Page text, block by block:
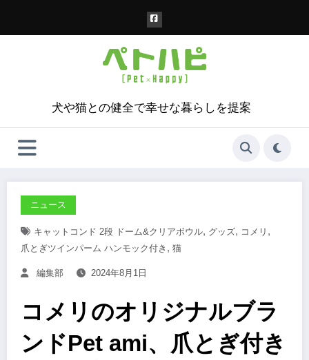
犬や猫との健全で幸せな暮らしを提案
ニュース
キャットコンド 2段 ドーム&クリアボウル, グッズ, コメリ ,
爪とぎツインパーム ハンモック付き , 猫
編集部 2024年8月1日
コメリのオリジナルブラ
ンドPet ami、爪とぎ付き